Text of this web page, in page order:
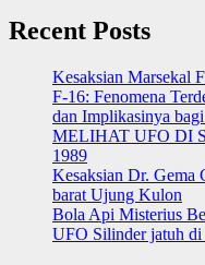
Recent Posts
Kesaksian Marsekal
F-16: Fenomena
dan Implikasinya
MELIHAT UFO DI
1989
Kesaksian Dr. Gema
barat Ujung Kulon
Bola Api Misterius
UFO Silinder jatuh di